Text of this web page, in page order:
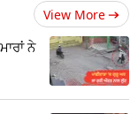
View More
ਨੇ